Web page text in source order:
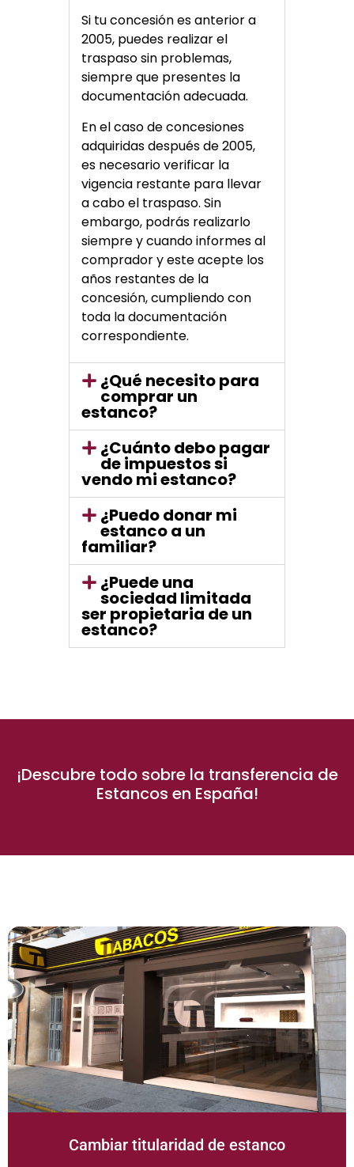
Si tu concesión es anterior a
2005, puedes realizar el
traspaso sin problemas,
siempre que presentes la
documentación adecuada.
En el caso de concesiones
adquiridas después de 2005,
es necesario verificar la
vigencia restante para llevar
a cabo el traspaso. Sin
embargo, podrás realizarlo
siempre y cuando informes al
comprador y este acepte los
años restantes de la
concesión, cumpliendo con
toda la documentación
correspondiente.
¿Qué necesito para
comprar un
estanco?
¿Cuánto debo pagar
de impuestos si
vendo mi estanco?
¿Puedo donar mi
estanco a un
familiar?
¿Puede una
sociedad limitada
ser propietaria de un
estanco?
¡Descubre todo sobre la transferencia de
Estancos en España!
Cambiar titularidad de estanco